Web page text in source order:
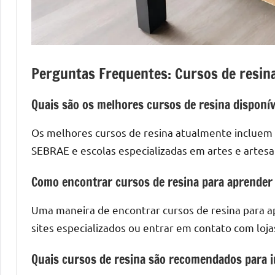
Perguntas Frequentes: Cursos de
Quais são os melhores cursos de resina
Os melhores cursos de resina atualmente
SEBRAE e escolas especializadas em artes e
Como encontrar cursos de resina para
Uma maneira de encontrar cursos de resina para
sites especializados ou entrar em contato com
Quais cursos de resina são recomendados para